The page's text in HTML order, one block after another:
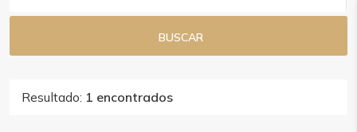
BUSCAR
Resultado: 1 encontrados